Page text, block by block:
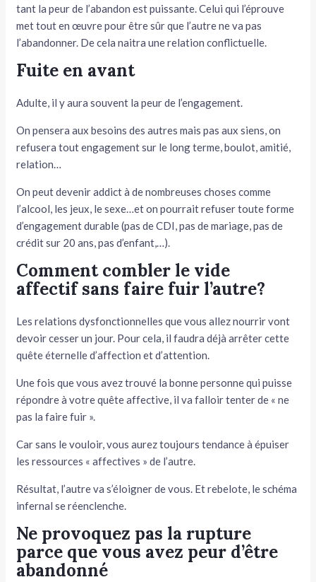
tant la peur de l’abandon est puissante. Celui qui l’éprouve
met tout en œuvre pour être sûr que l’autre ne va pas
l’abandonner. De cela naitra une relation conflictuelle.
Fuite en avant
Adulte, il y aura souvent la peur de l’engagement.
On pensera aux besoins des autres mais pas aux siens, on
refusera tout engagement sur le long terme, boulot, amitié,
relation…
On peut devenir addict à de nombreuses choses comme
l’alcool, les jeux, le sexe…et on pourrait refuser toute forme
d’engagement durable (pas de CDI, pas de mariage, pas de
crédit sur 20 ans, pas d’enfant,…).
Comment combler le vide
affectif sans faire fuir l’autre?
Les relations dysfonctionnelles que vous allez nourrir vont
devoir cesser un jour. Pour cela, il faudra déjà arrêter cette
quête éternelle d’affection et d’attention.
Une fois que vous avez trouvé la bonne personne qui puisse
répondre à votre quête affective, il va falloir tenter de « ne
pas la faire fuir ».
Car sans le vouloir, vous aurez toujours tendance à épuiser
les ressources « affectives » de l’autre.
Résultat, l’autre va s’éloigner de vous. Et rebelote, le schéma
infernal se réenclenche.
Ne provoquez pas la rupture
parce que vous avez peur d’être
abandonné